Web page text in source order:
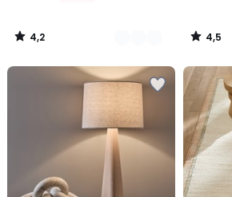
4,2
/
4,5
/